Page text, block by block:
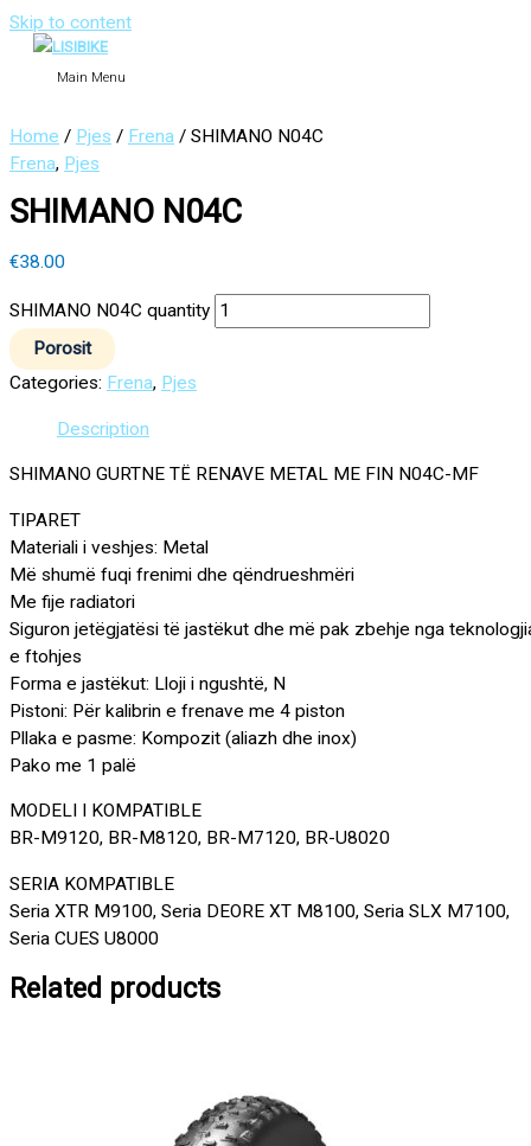
Skip to content
Main Menu
Home / Pjes / Frena / SHIMANO N04C
Frena, Pjes
SHIMANO N04C
€38.00
SHIMANO N04C quantity
Porosit
Categories: Frena, Pjes
Description
SHIMANO GURTNE TË RENAVE METAL ME FIN N04C-MF
TIPARET
Materiali i veshjes: Metal
Më shumë fuqi frenimi dhe qëndrueshmëri
Me fije radiatori
Siguron jetëgjatësi të jastëkut dhe më pak zbehje nga
e ftohjes
Forma e jastëkut: Lloji i ngushtë, N
Pistoni: Për kalibrin e frenave me 4 piston
Pllaka e pasme: Kompozit (aliazh dhe inox)
Pako me 1 palë
MODELI I KOMPATIBLE
BR-M9120, BR-M8120, BR-M7120, BR-U8020
SERIA KOMPATIBLE
Seria XTR M9100, Seria DEORE XT M8100, Seria SLX M7100,
Seria CUES U8000
Related products